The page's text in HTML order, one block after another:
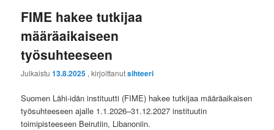
FIME hakee tutkijaa
määräaikaiseen
työsuhteeseen
Julkaistu13.8.2025 , kirjoittanutsihteeri
Suomen Lähi-idän instituutti (FIME) hakee tutkijaa määräaikaisen
työsuhteeseen ajalle 1.1.2026–31.12.2027 instituutin
toimipisteeseen Beirutiin, Libanoniin.